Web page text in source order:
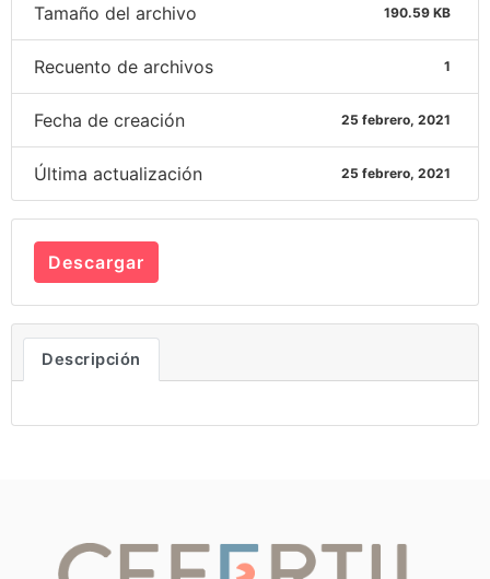
Tamaño del archivo 190.59 KB
Recuento de archivos 1
Fecha de creación 25 febrero, 2021
Última actualización 25 febrero, 2021
Descargar
Descripción